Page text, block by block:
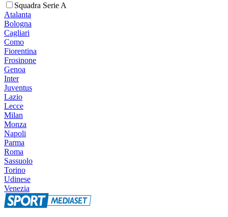
Squadra Serie A
Atalanta
Bologna
Cagliari
Como
Fiorentina
Frosinone
Genoa
Inter
Juventus
Lazio
Lecce
Milan
Monza
Napoli
Parma
Roma
Sassuolo
Torino
Udinese
Venezia